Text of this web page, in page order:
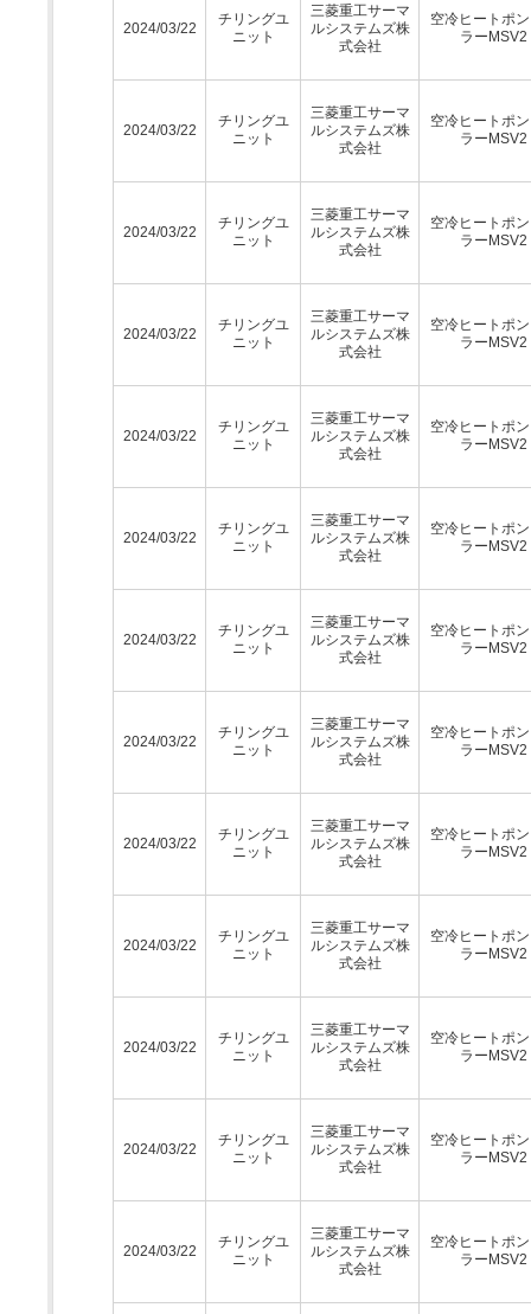
2024/03/22
チリングユ
ニット
三菱重工サーマ
ルシステムズ株
式会社
空冷ヒートポ
ラーMSV2
2024/03/22
チリングユ
ニット
三菱重工サーマ
ルシステムズ株
式会社
空冷ヒートポ
ラーMSV2
2024/03/22
チリングユ
ニット
三菱重工サーマ
ルシステムズ株
式会社
空冷ヒートポ
ラーMSV2
2024/03/22
チリングユ
ニット
三菱重工サーマ
ルシステムズ株
式会社
空冷ヒートポ
ラーMSV2
2024/03/22
チリングユ
ニット
三菱重工サーマ
ルシステムズ株
式会社
空冷ヒートポ
ラーMSV2
2024/03/22
チリングユ
ニット
三菱重工サーマ
ルシステムズ株
式会社
空冷ヒートポ
ラーMSV2
2024/03/22
チリングユ
ニット
三菱重工サーマ
ルシステムズ株
式会社
空冷ヒートポ
ラーMSV2
2024/03/22
チリングユ
ニット
三菱重工サーマ
ルシステムズ株
式会社
空冷ヒートポ
ラーMSV2
2024/03/22
チリングユ
ニット
三菱重工サーマ
ルシステムズ株
式会社
空冷ヒートポ
ラーMSV2
2024/03/22
チリングユ
ニット
三菱重工サーマ
ルシステムズ株
式会社
空冷ヒートポ
ラーMSV2
2024/03/22
チリングユ
ニット
三菱重工サーマ
ルシステムズ株
式会社
空冷ヒートポ
ラーMSV2
2024/03/22
チリングユ
ニット
三菱重工サーマ
ルシステムズ株
式会社
空冷ヒートポ
ラーMSV2
2024/03/22
チリングユ
ニット
三菱重工サーマ
ルシステムズ株
式会社
空冷ヒートポ
ラーMSV2